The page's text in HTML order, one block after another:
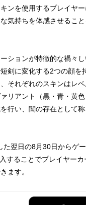
ンを使用するプレイヤ
気持ちを体感させるこ
ションが特徴的な禍々
剣に変化する2つの顔を
それぞれのスキンはレ
リアント（黒・青・黄
行い、闇の存在として
翌日の8月30日からゲ
することでプレイヤー
ます。